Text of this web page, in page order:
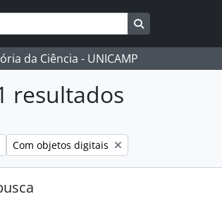
da Ciência - UNICAMP
resultados
Remover filtro:
Com objetos digitais